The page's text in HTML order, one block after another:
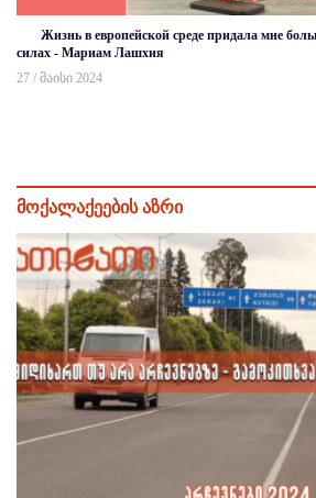
Жизнь в европейской среде придала мне
силах - Мариам Лашхия
27 / მაისი 2024
მოქალაქეების აზრი